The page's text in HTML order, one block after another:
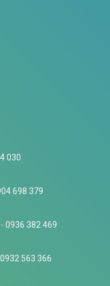
030
698 379
0936 382 469
563 366